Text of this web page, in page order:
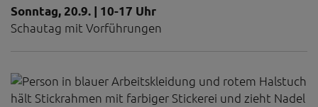
Sonntag, 20.9. | 10-17 Uhr
Schautag mit Vorführungen